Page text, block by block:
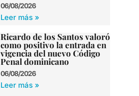
06/08/2026
Leer más »
Ricardo de los Santos valoró
como positivo la entrada en
vigencia del nuevo Código
Penal dominicano
06/08/2026
Leer más »